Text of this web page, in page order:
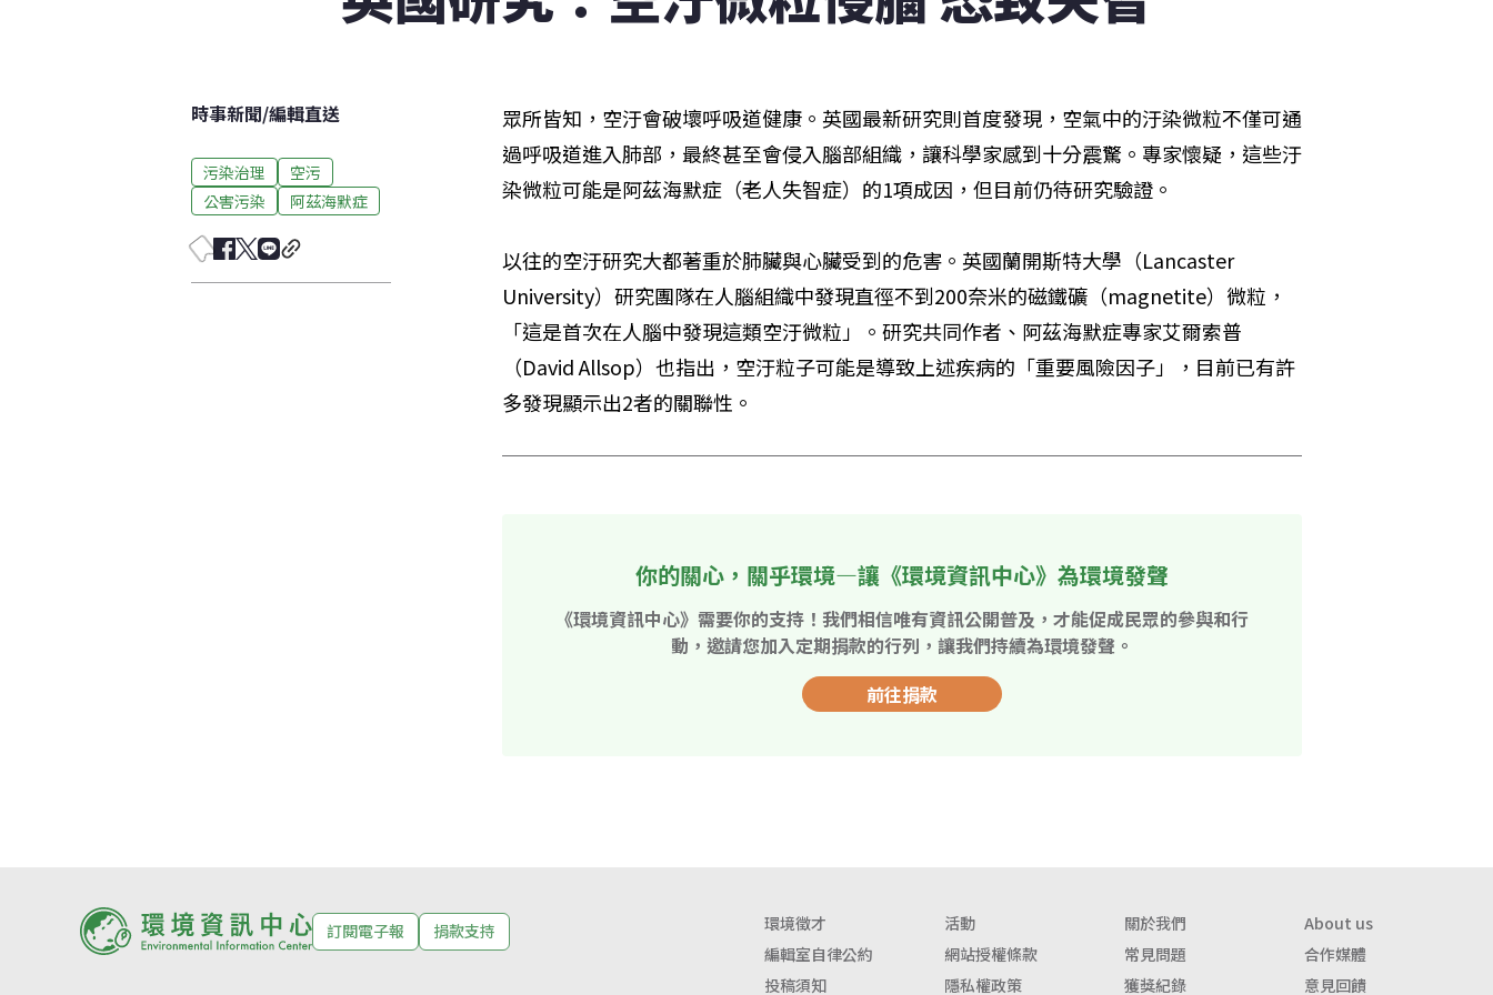
時事新聞/編輯直送
污染治理
空污
公害污染
阿茲海默症
眾所皆知，空汙會破壞呼吸道健康。英國最新研究則首度發現，空氣中的汙染微粒不僅可通
過呼吸道進入肺部，最終甚至會侵入腦部組織，讓科學家感到十分震驚。專家懷疑，這些汙
染微粒可能是阿茲海默症（老人失智症）的1項成因，但目前仍待研究驗證。
以往的空汙研究大都著重於肺臟與心臟受到的危害。英國蘭開斯特大學（Lancaster
University）研究團隊在人腦組織中發現直徑不到200奈米的磁鐵礦（magnetite）微粒，
「這是首次在人腦中發現這類空汙微粒」。研究共同作者、阿茲海默症專家艾爾索普
（David Allsop）也指出，空汙粒子可能是導致上述疾病的「重要風險因子」，目前已有許
多發現顯示出2者的關聯性。
你的關心，關乎環境—讓《環境資訊中心》為環境發聲
《環境資訊中心》需要你的支持！我們相信唯有資訊公開普及，才能促成民眾的參與和行
動，邀請您加入定期捐款的行列，讓我們持續為環境發聲。
前往捐款
訂閱電子報 捐款支持 環境徵才 活動 關於我們
About us
編輯室自律公約
網站授權條款 常見問題
合作媒體
投稿須知
隱私權政策 獲獎紀錄 意見回饋